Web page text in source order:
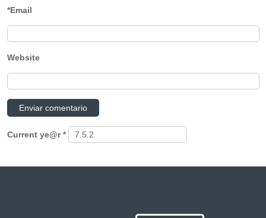
*Email
Website
Current ye@r*